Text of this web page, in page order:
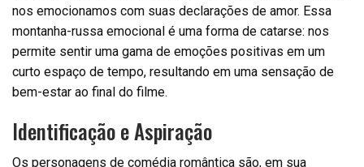
nos emocionamos com suas declarações de amor. Essa
montanha-russa emocional é uma forma de catarse: nos
permite sentir uma gama de emoções positivas em um
curto espaço de tempo, resultando em uma sensação de
bem-estar ao final do filme.
Identificação e Aspiração
Os personagens de comédia romântica são, em sua